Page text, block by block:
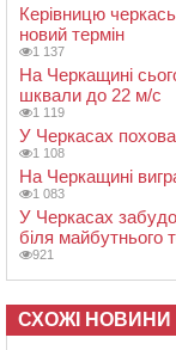
Керівницю
новий термін
1 137
На Черкащині
шквали до 22 м/с
1 119
У Черкасах
1 108
На Черкащині
1 083
У Черкасах
біля майбутнього
921
СХОЖІ НОВИНИ